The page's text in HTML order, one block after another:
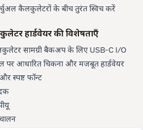
कैलकुलेटरों के बीच तुरंत स्विच करें
हार्डवेयर की विशेषताएँ
सामग्री बैकअप के लिए USB-C I/O
पर आधारित चिकना और मजबूत हार्डवेयर
स्पष्ट फॉन्ट